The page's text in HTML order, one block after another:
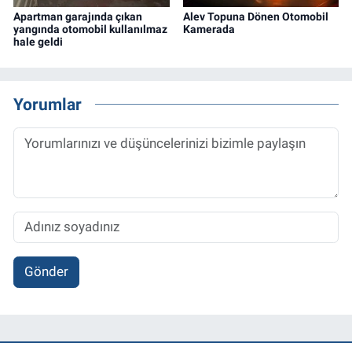
Apartman garajında çıkan
yangında otomobil kullanılmaz
hale geldi
Alev Topuna Dönen Otomobil
Kamerada
Yorumlar
Gönder